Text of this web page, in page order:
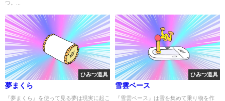
つ。...
ひみつ道具
夢まくら
『夢まくら』を使って見る夢は現実に起こ
ひみつ道具
雪雲ベース
『雪雲ベース』は雪を集めて乗り物を作